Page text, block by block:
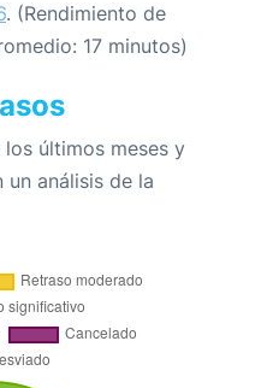
. (Rendimiento de
17 minutos)
últimos meses y
análisis de la